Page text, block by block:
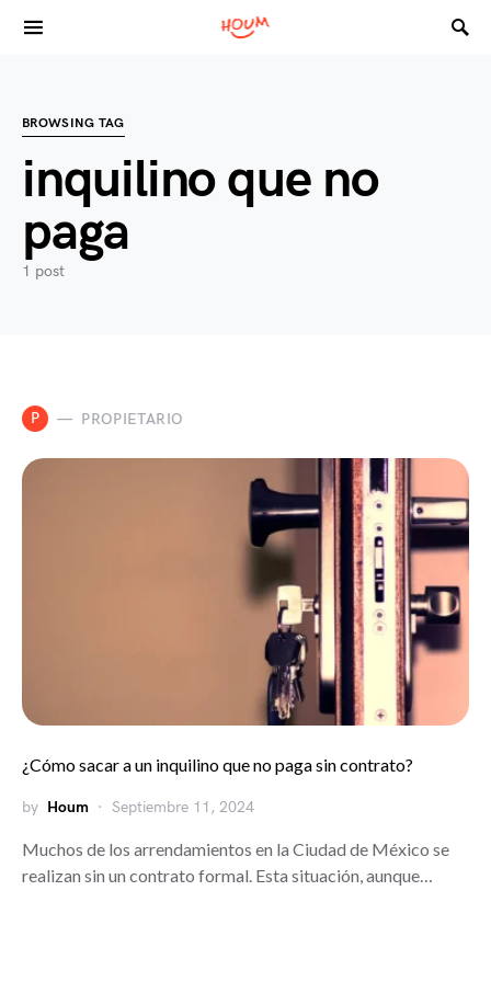
Search for:
BROWSING TAG
inquilino que no
paga
1 post
P PROPIETARIO
¿Cómo sacar a un inquilino que no paga sin contrato?
by Houm Septiembre 11, 2024
Muchos de los arrendamientos en la Ciudad de México se
realizan sin un contrato formal. Esta situación, aunque…